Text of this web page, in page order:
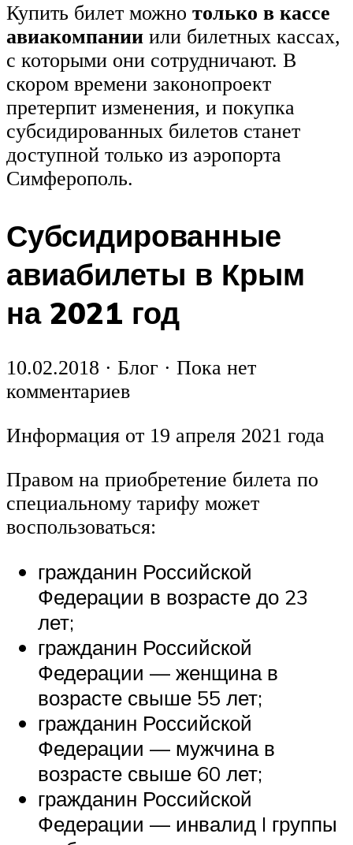
Купить билет можно только в кассе
авиакомпании или билетных кассах,
с которыми они сотрудничают. В
скором времени законопроект
претерпит изменения, и покупка
субсидированных билетов станет
доступной только из аэропорта
Симферополь.
Субсидированные
авиабилеты в Крым
на 2021 год
10.02.2018 · Блог · Пока нет
комментариев
Информация от 19 апреля 2021 года
Правом на приобретение билета по
специальному тарифу может
воспользоваться:
гражданин Российской
Федерации в возрасте до 23
лет;
гражданин Российской
Федерации — женщина в
возрасте свыше 55 лет;
гражданин Российской
Федерации — мужчина в
возрасте свыше 60 лет;
гражданин Российской
Федерации — инвалид I группы